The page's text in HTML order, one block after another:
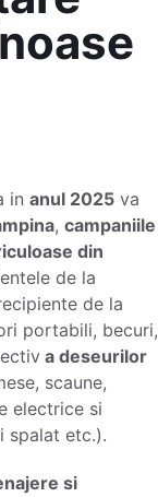
in anul 2025 va
, campaniile
din
de la
de la
portabili, becuri,
a deseurilor
scaune,
electrice si
spalat etc.).
si